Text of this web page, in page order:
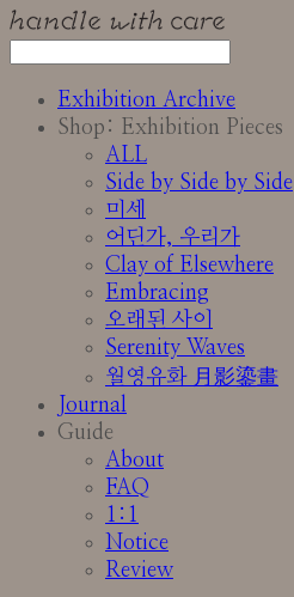
Exhibition Archive
Shop: Exhibition Pieces
ALL
Side by Side by Side
미세
어딘가, 우리가
Clay of Elsewhere
Embracing
오래된 사이
Serenity Waves
월영유화 月影鎏畫
Journal
Guide
About
FAQ
1:1
Notice
Review